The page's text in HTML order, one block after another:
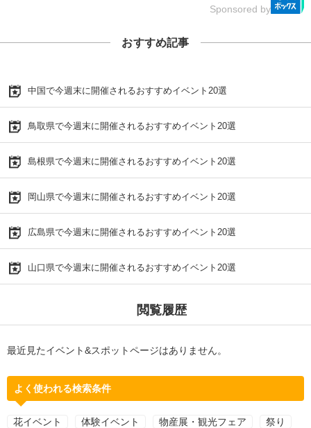
Sponsored by
おすすめ記事
中国で今週末に開催されるおすすめイベント20選
鳥取県で今週末に開催されるおすすめイベント20選
島根県で今週末に開催されるおすすめイベント20選
岡山県で今週末に開催されるおすすめイベント20選
広島県で今週末に開催されるおすすめイベント20選
山口県で今週末に開催されるおすすめイベント20選
閲覧履歴
最近見たイベント&スポットページはありません。
よく使われる検索条件
花イベント 体験イベント 物産展・観光フェア 祭り